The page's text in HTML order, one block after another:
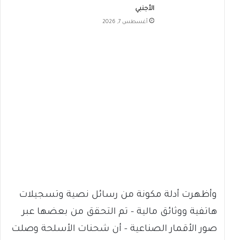
الأجنبي
أغسطس 7, 2026
وأظهرت أدلة مكونة من رسائل نصية وتسجيلات
هاتفية ووثائق مالية – تم التحقق من بعضها عبر
صور الأقمار الصناعية – أن شحنات الأسلحة وصلت